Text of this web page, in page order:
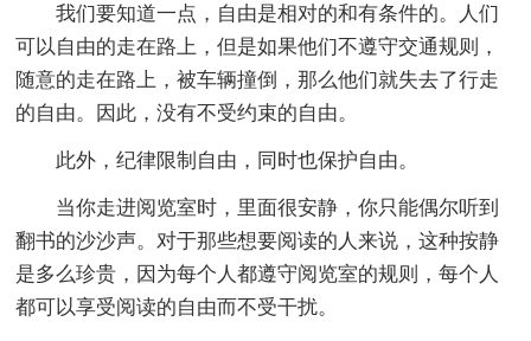
我们要知道一点，自由是相对的和有条件的。人们
可以自由的走在路上，但是如果他们不遵守交通规则，
随意的走在路上，被车辆撞倒，那么他们就失去了行走
的自由。因此，没有不受约束的自由。
此外，纪律限制自由，同时也保护自由。
当你走进阅览室时，里面很安静，你只能偶尔听到
翻书的沙沙声。对于那些想要阅读的人来说，这种按静
是多么珍贵，因为每个人都遵守阅览室的规则，每个人
都可以享受阅读的自由而不受干扰。